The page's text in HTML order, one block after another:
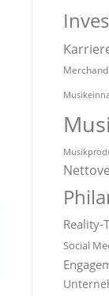
Reality-
Social